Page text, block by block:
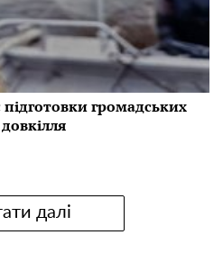
громадських
далі